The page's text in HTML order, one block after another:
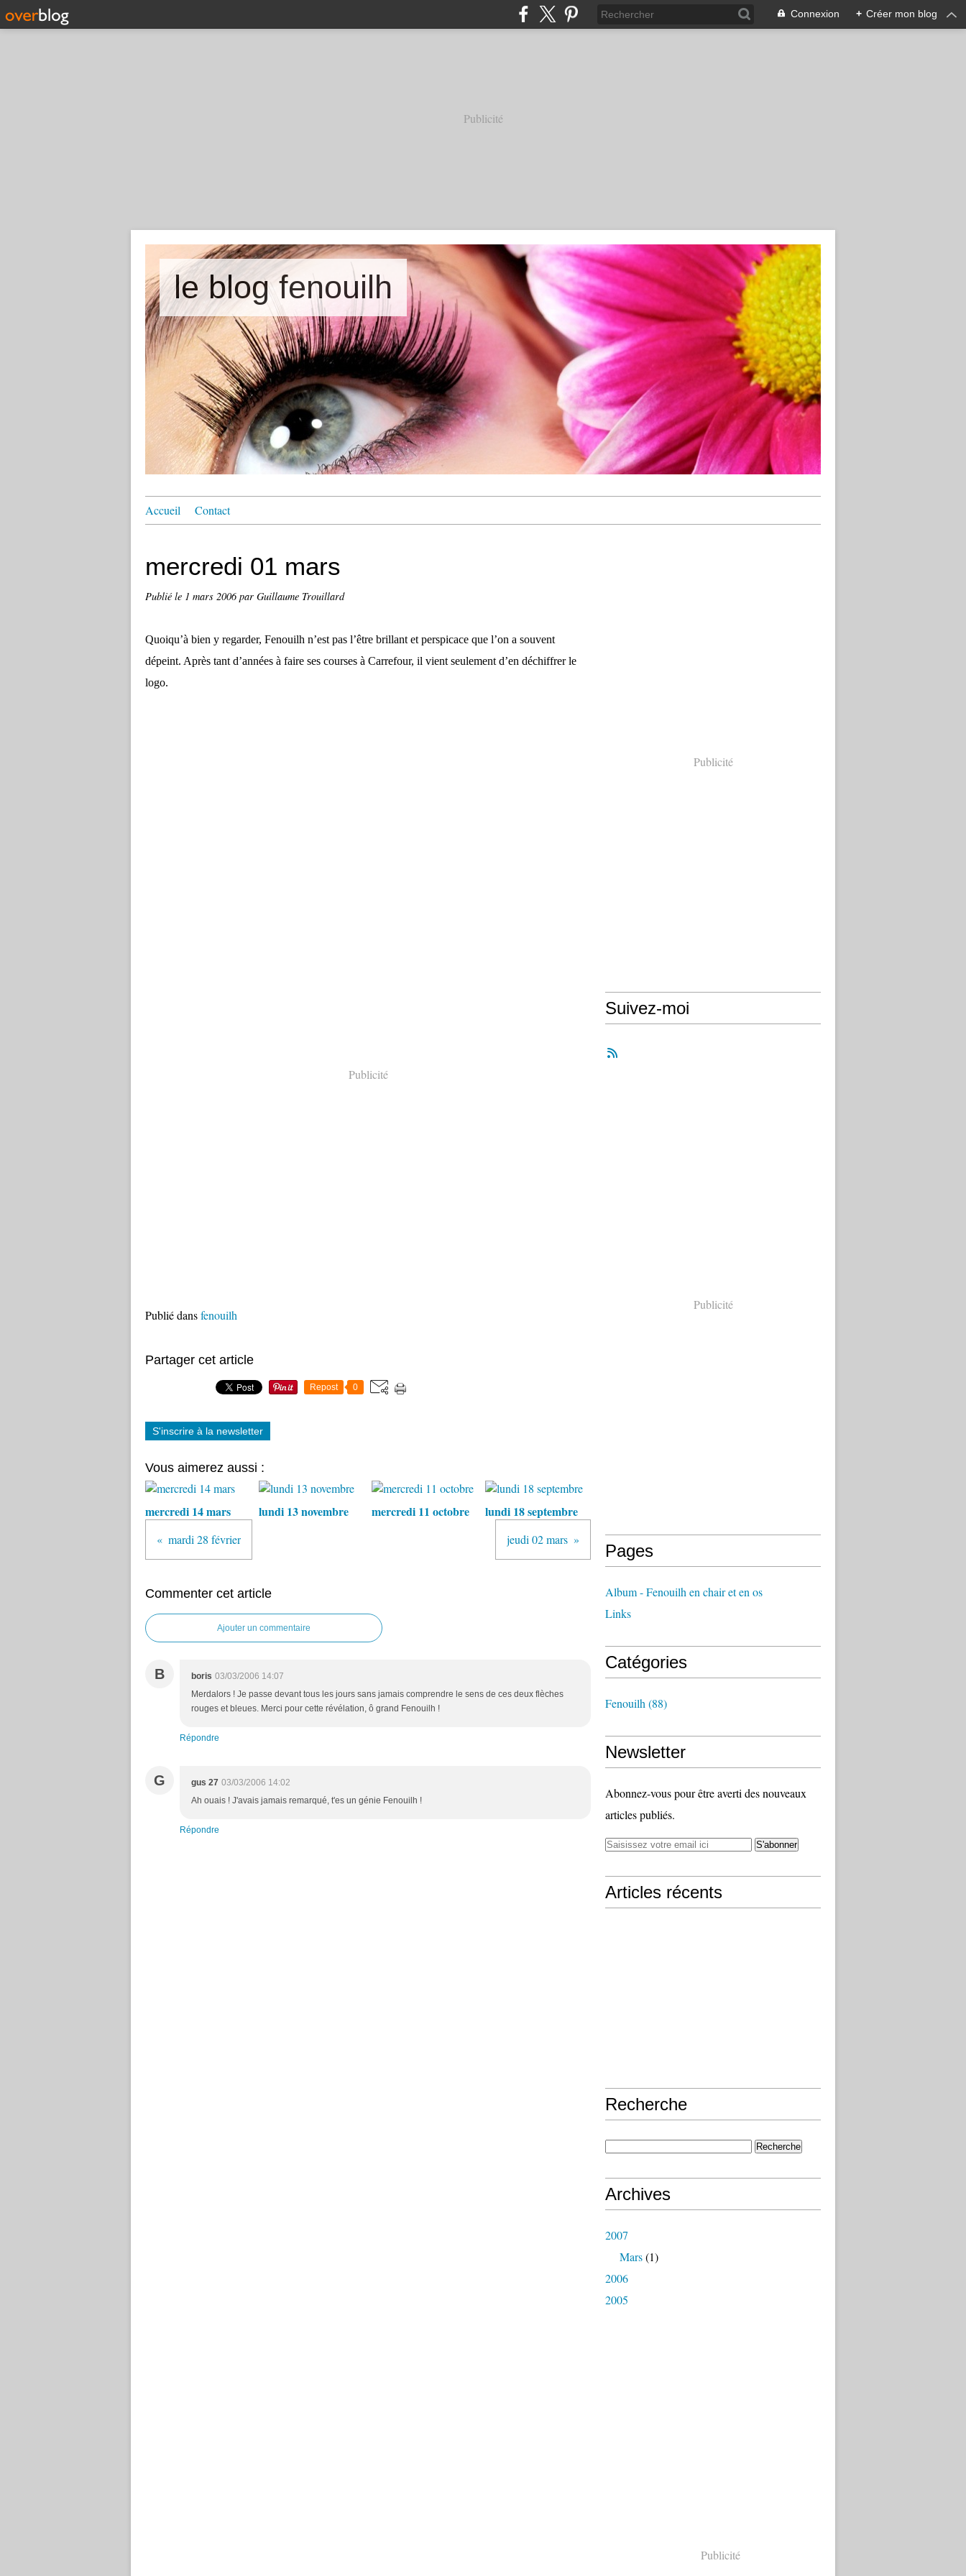
Connexion + Créer mon blog
Publicité
le blog fenouilh
Accueil Contact
mercredi 01 mars
Publié le 1 mars 2006par Guillaume Trouillard
Quoiqu’à bien y regarder, Fenouilh n’est pas l’être brillant et perspicace que l’on a souvent
dépeint. Après tant d’années à faire ses courses à Carrefour, il vient seulement d’en déchiffrer le
logo.
Publicité
Publié dansfenouilh
Partager cet article
Repost 0
S'inscrire à la newsletter
Vous aimerez aussi :
mercredi 14 mars lundi 13 novembre mercredi 11 octobre lundi 18 septembre
mardi 28 février jeudi 02 mars
Commenter cet article
Ajouter un commentaire
B boris 03/03/2006 14:07
Merdalors ! Je passe devant tous les jours sans jamais comprendre le sens de ces deux flèches
rouges et bleues. Merci pour cette révélation, ô grand Fenouilh !
Répondre
G gus 27 03/03/2006 14:02
Ah ouais ! J'avais jamais remarqué, t'es un génie Fenouilh !
Répondre
Publicité
Suivez-moi
Publicité
Pages
Album - Fenouilh en chair et en os
Links
Catégories
Fenouilh (88)
Newsletter
Abonnez-vous pour être averti des nouveaux
articles publiés.
Articles récents
Recherche
Archives
2007
Mars(1)
2006
2005
Publicité